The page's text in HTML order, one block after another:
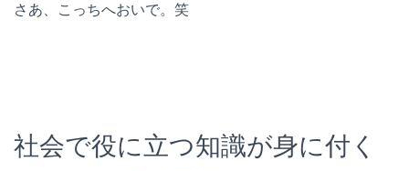
さあ、こっちへおいで。笑
社会で役に立つ知識が身に付く